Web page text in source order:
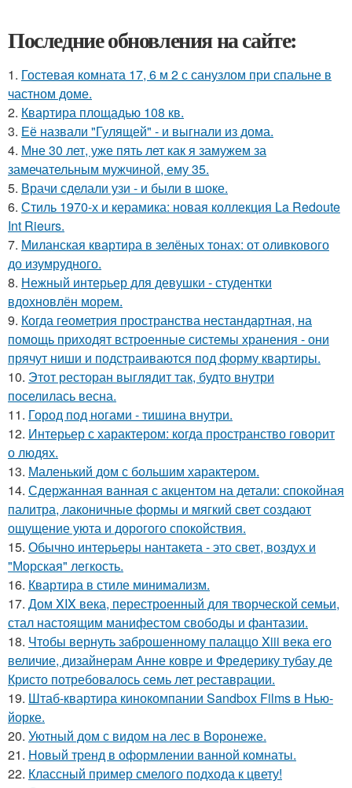
Последние обновления на сайте:
1. Гостевая комната 17, 6 м 2 с санузлом при спальне в
частном доме.
2. Квартира площадью 108 кв.
3. Её назвали "Гулящей" - и выгнали из дома.
4. Мне 30 лет, уже пять лет как я замужем за
замечательным мужчиной, ему 35.
5. Врачи сделали узи - и были в шоке.
6. Стиль 1970-х и керамика: новая коллекция La Redoute
Int Rieurs.
7. Миланская квартира в зелёных тонах: от оливкового
до изумрудного.
8. Нежный интерьер для девушки - студентки
вдохновлён морем.
9. Когда геометрия пространства нестандартная, на
помощь приходят встроенные системы хранения - они
прячут ниши и подстраиваются под форму квартиры.
10. Этот ресторан выглядит так, будто внутри
поселилась весна.
11. Город под ногами - тишина внутри.
12. Интерьер с характером: когда пространство говорит
о людях.
13. Маленький дом с большим характером.
14. Сдержанная ванная с акцентом на детали: спокойная
палитра, лаконичные формы и мягкий свет создают
ощущение уюта и дорогого спокойствия.
15. Обычно интерьеры нантакета - это свет, воздух и
"Морская" легкость.
16. Квартира в стиле минимализм.
17. Дом XIX века, перестроенный для творческой семьи,
стал настоящим манифестом свободы и фантазии.
18. Чтобы вернуть заброшенному палаццо Xiii века его
величие, дизайнерам Анне ковре и Фредерику тубау де
Кристо потребовалось семь лет реставрации.
19. Штаб-квартира кинокомпании Sandbox Films в Нью-
йорке.
20. Уютный дом с видом на лес в Воронеже.
21. Новый тренд в оформлении ванной комнаты.
22. Классный пример смелого подхода к цвету!